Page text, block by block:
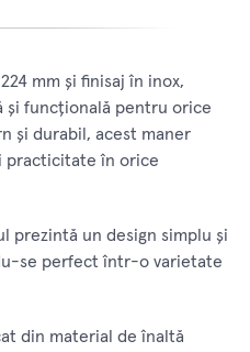
mm și finisaj în inox,
și funcțională pentru orice
și durabil, acest maner
practicitate în orice
prezintă un design simplu și
se perfect într-o varietate
din material de înaltă